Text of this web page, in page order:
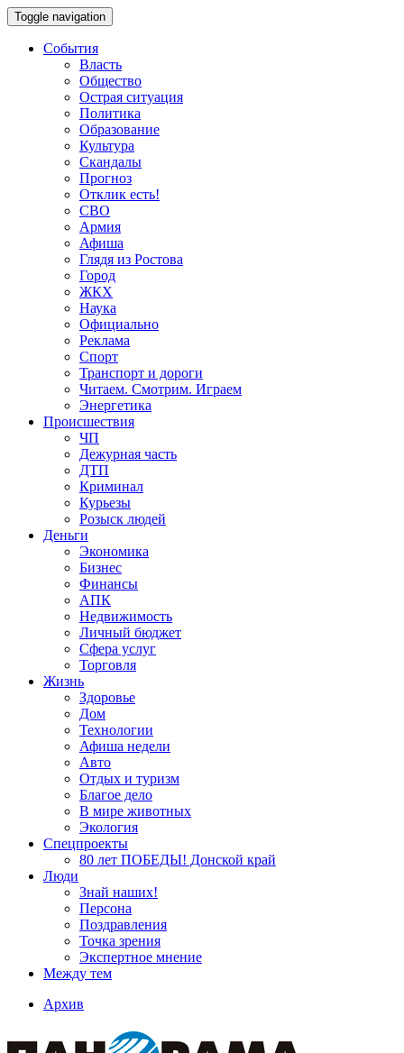
Toggle navigation
События
Власть
Общество
Острая ситуация
Политика
Образование
Культура
Скандалы
Прогноз
Отклик есть!
СВО
Армия
Афиша
Глядя из Ростова
Город
ЖКХ
Наука
Официально
Реклама
Спорт
Транспорт и дороги
Читаем. Смотрим. Играем
Энергетика
Происшествия
ЧП
Дежурная часть
ДТП
Криминал
Курьезы
Розыск людей
Деньги
Экономика
Бизнес
Финансы
АПК
Недвижимость
Личный бюджет
Сфера услуг
Торговля
Жизнь
Здоровье
Дом
Технологии
Афиша недели
Авто
Отдых и туризм
Благое дело
В мире животных
Экология
Спецпроекты
80 лет ПОБЕДЫ! Донской край
Люди
Знай наших!
Персона
Поздравления
Точка зрения
Экспертное мнение
Между тем
Архив